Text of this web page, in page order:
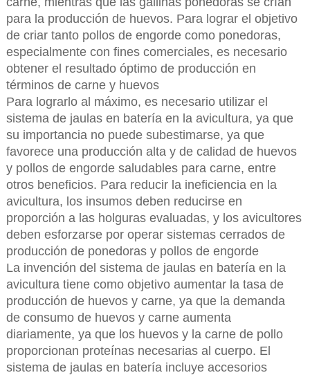
para la producción de huevos. Para lograr el objetivo
de criar tanto pollos de engorde como ponedoras,
especialmente con fines comerciales, es necesario
obtener el resultado óptimo de producción en
términos de carne y huevos
Para lograrlo al máximo, es necesario utilizar el
sistema de jaulas en batería en la avicultura, ya que
su importancia no puede subestimarse, ya que
favorece una producción alta y de calidad de huevos
y pollos de engorde saludables para carne, entre
otros beneficios. Para reducir la ineficiencia en la
avicultura, los insumos deben reducirse en
proporción a las holguras evaluadas, y los avicultores
deben esforzarse por operar sistemas cerrados de
producción de ponedoras y pollos de engorde
La invención del sistema de jaulas en batería en la
avicultura tiene como objetivo aumentar la tasa de
producción de huevos y carne, ya que la demanda
de consumo de huevos y carne aumenta
diariamente, ya que los huevos y la carne de pollo
proporcionan proteínas necesarias al cuerpo. El
sistema de jaulas en batería incluye accesorios